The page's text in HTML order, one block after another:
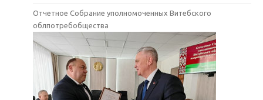
Отчетное Собрание уполномоченных Витебского
облпотребобщества